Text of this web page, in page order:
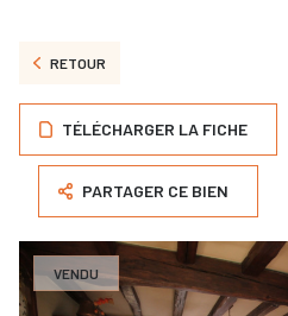
RETOUR
TÉLÉCHARGER LA FICHE
PARTAGER CE BIEN
VENDU